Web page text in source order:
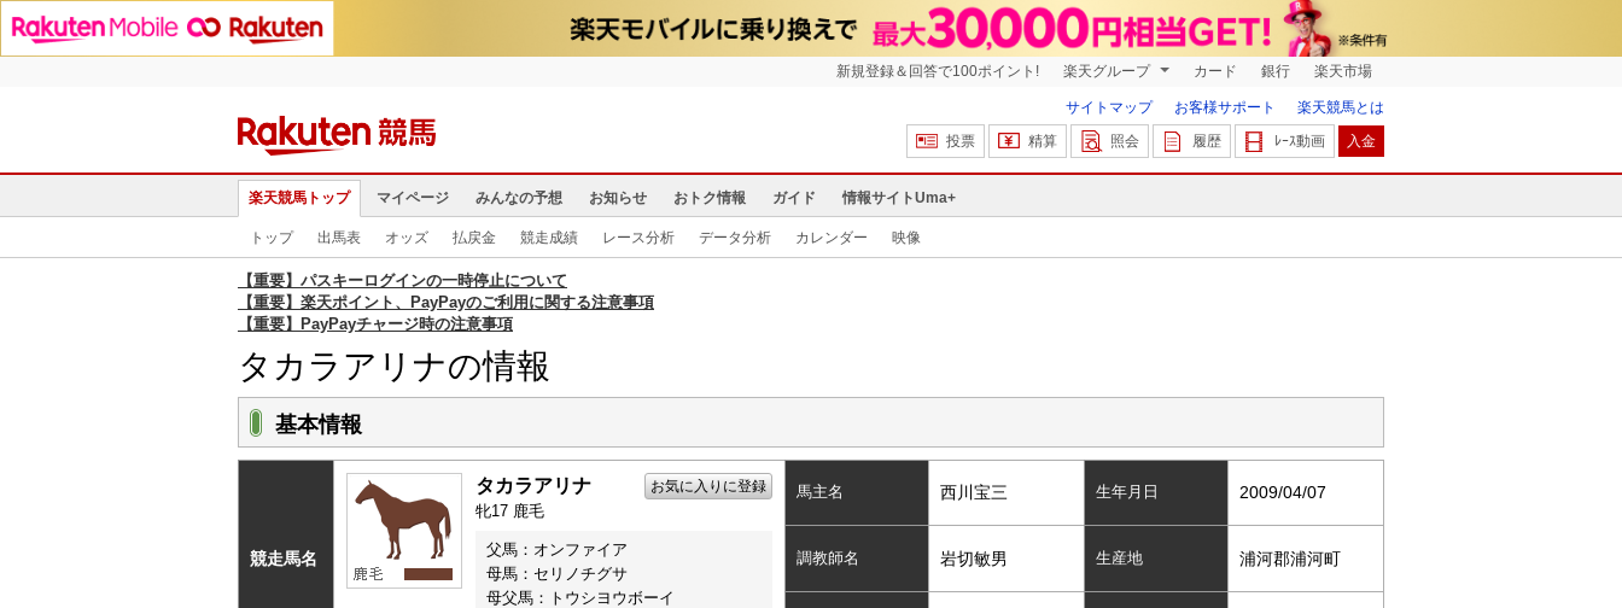
新規登録＆回答で100ポイント! 楽天グループ カード 銀行 楽天市場
サイトマップ お客様サポート
楽天競馬とは
投票
精算 照会 履歴 ﾚｰｽ動画 入金
楽天競馬トップ マイページ みんなの予想 お知らせ おトク情報 ガイド 情報サイトUma+
トップ 出馬表 オッズ 払戻金 競走成績 レース分析 データ分析 カレンダー 映像
【重要】パスキーログインの一時停止について
【重要】楽天ポイント、PayPayのご利用に関する注意事項
【重要】PayPayチャージ時の注意事項
タカラアリナの情報
基本情報
競走馬名
タカラアリナ お気に入りに登録
牝17 鹿毛
父馬：オンファイア
母馬：セリノチグサ
母父馬：トウシヨウボーイ
馬主名 西川宝三 生年月日 2009/04/07
調教師名 岩切敏男 生産地 浦河郡浦河町